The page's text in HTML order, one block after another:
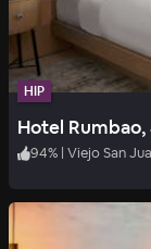
HIP
Hotel
94% Viejo San